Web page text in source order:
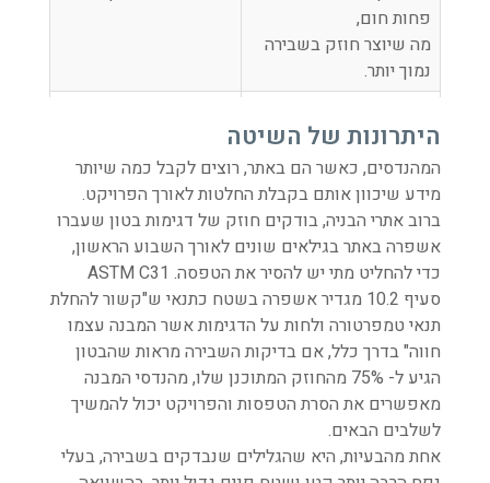
פחות חום,
מה שיוצר חוזק בשבירה
נמוך יותר.
הגלילים עשויה להשתנות
בעקבות תנאי אשפרה
הגורמים לקצב שונה
בפיתוח החוזק וליצור
לחוזק שבירה גבוה או
נמוך יותר.
מקומיים
בחוזק עבור מיקומים
מבניים שונים.
היתרונות של השיטה
המהנדסים, כאשר הם באתר, רוצים לקבל כמה שיותר
מידע שיכוון אותם בקבלת החלטות לאורך הפרויקט.
ברוב אתרי הבניה, בודקים חוזק של דגימות בטון שעברו
אשפרה באתר בגילאים שונים לאורך השבוע הראשון,
כדי להחליט מתי יש להסיר את הטפסה. ASTM C31
סעיף 10.2 מגדיר אשפרה בשטח כתנאי ש"קשור להחלת
תנאי טמפרטורה ולחות על הדגימות אשר המבנה עצמו
חווה" בדרך כלל, אם בדיקות השבירה מראות שהבטון
הגיע ל- 75% מהחוזק המתוכנן שלו, מהנדסי המבנה
מאפשרים את הסרת הטפסות והפרויקט יכול להמשיך
לשלבים הבאים.
אחת מהבעיות, היא שהגלילים שנבדקים בשבירה, בעלי